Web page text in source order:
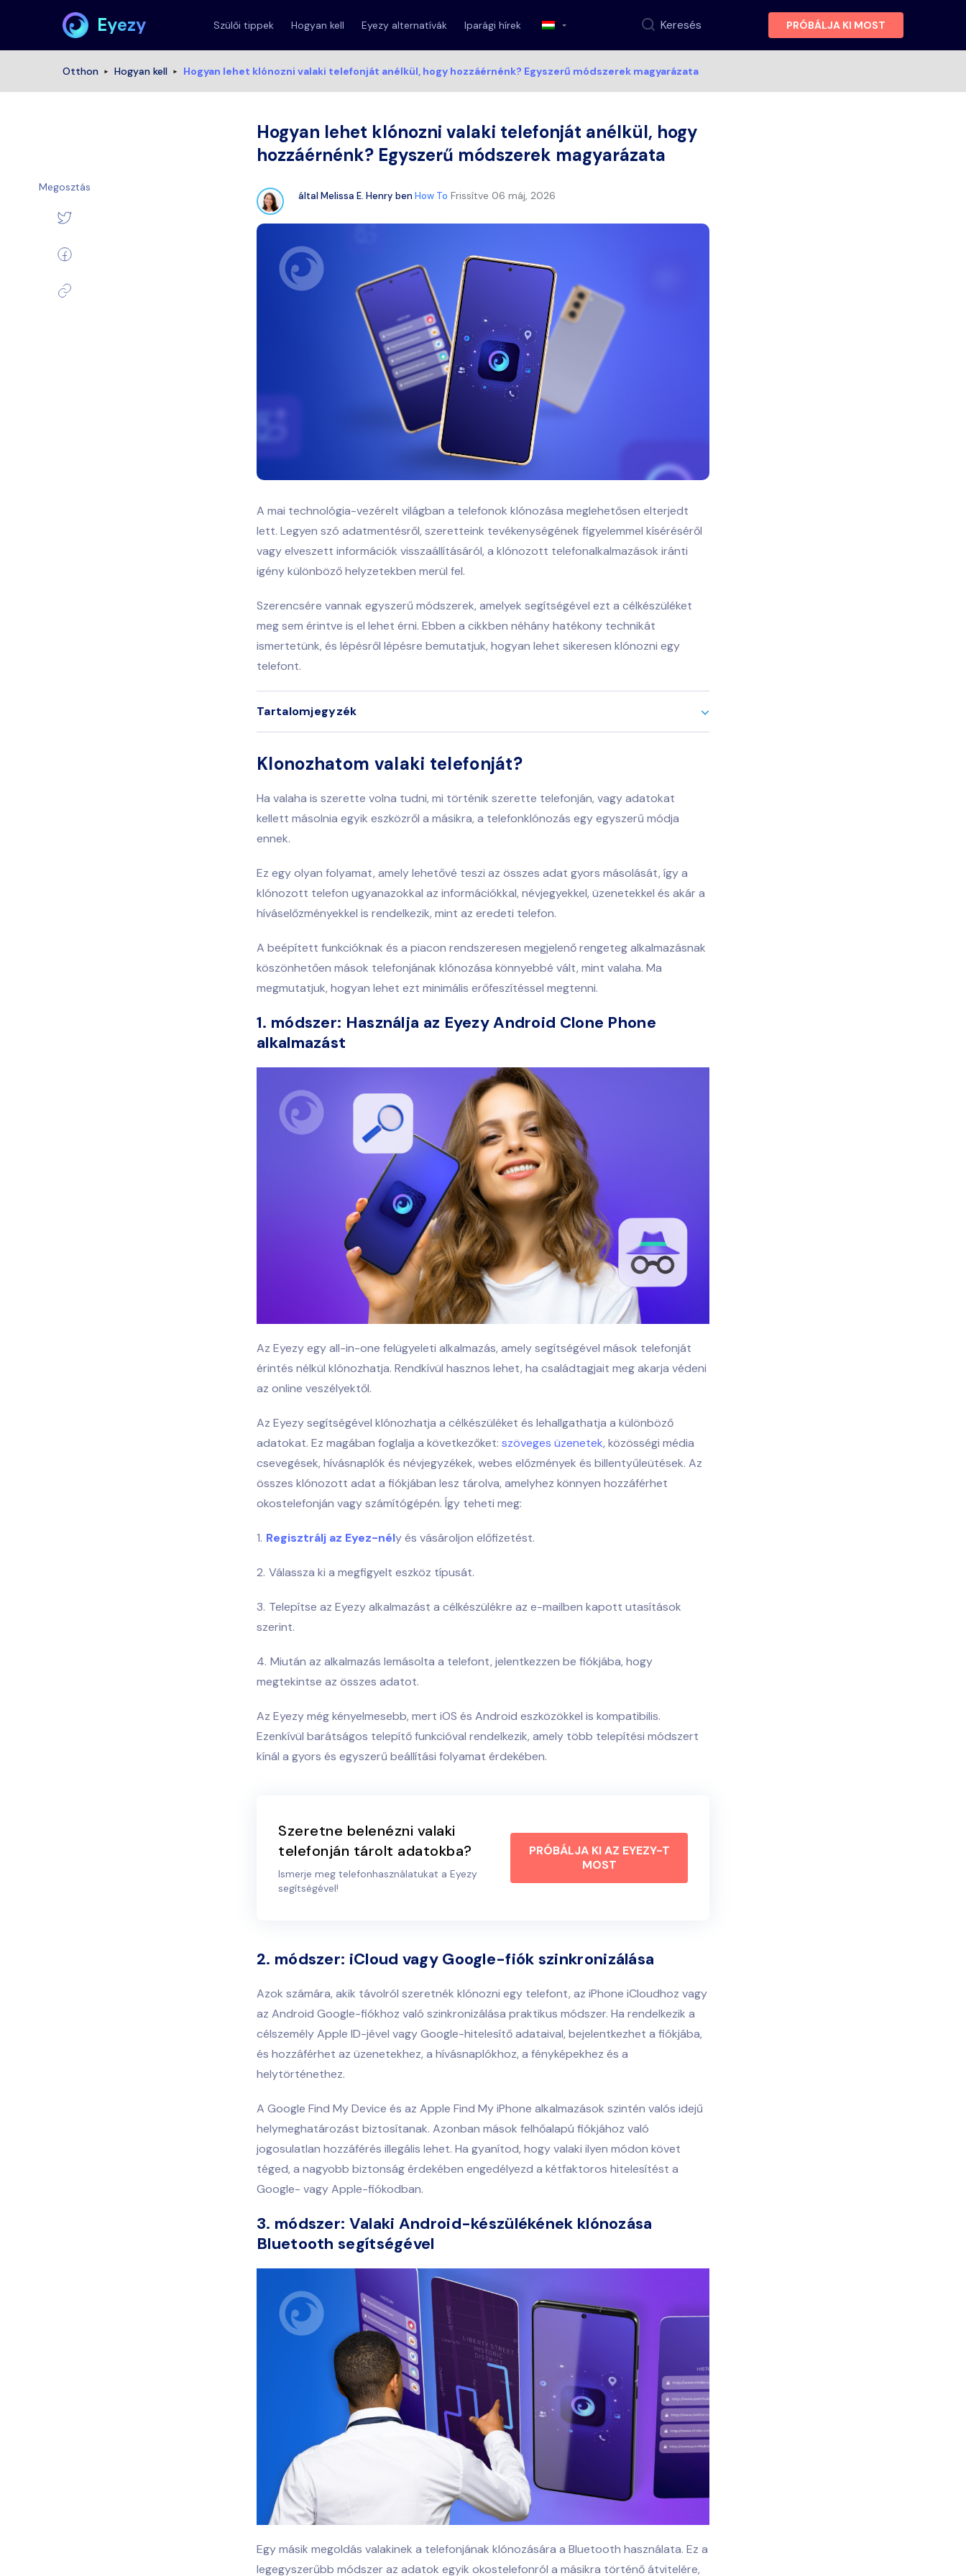
Eyezy Szülői tippek Hogyan kell Eyezy alternatívák Iparági hírek Keresés PRÓBÁLJA KI MOST
Otthon Hogyan kell Hogyan lehet klónozni valaki telefonját anélkül, hogy hozzáérnénk? Egyszerű módszerek magyarázata
Hogyan lehet klónozni valaki telefonját anélkül, hogy
hozzáérnénk? Egyszerű módszerek magyarázata
által Melissa E. Henry ben How To Frissítve 06 máj, 2026
A mai technológia-vezérelt világban a telefonok klónozása meglehetősen elterjedt
lett. Legyen szó adatmentésről, szeretteink tevékenységének figyelemmel kíséréséről
vagy elveszett információk visszaállításáról, a klónozott telefonalkalmazások iránti
igény különböző helyzetekben merül fel.
Szerencsére vannak egyszerű módszerek, amelyek segítségével ezt a célkészüléket
meg sem érintve is el lehet érni. Ebben a cikkben néhány hatékony technikát
ismertetünk, és lépésről lépésre bemutatjuk, hogyan lehet sikeresen klónozni egy
telefont.
Tartalomjegyzék
Klonozhatom valaki telefonját?
Ha valaha is szerette volna tudni, mi történik szerette telefonján, vagy adatokat
kellett másolnia egyik eszközről a másikra, a telefonklónozás egy egyszerű módja
ennek.
Ez egy olyan folyamat, amely lehetővé teszi az összes adat gyors másolását, így a
klónozott telefon ugyanazokkal az információkkal, névjegyekkel, üzenetekkel és akár a
híváselőzményekkel is rendelkezik, mint az eredeti telefon.
A beépített funkcióknak és a piacon rendszeresen megjelenő rengeteg alkalmazásnak
köszönhetően mások telefonjának klónozása könnyebbé vált, mint valaha. Ma
megmutatjuk, hogyan lehet ezt minimális erőfeszítéssel megtenni.
1. módszer: Használja az Eyezy Android Clone Phone
alkalmazást
Az Eyezy egy all-in-one felügyeleti alkalmazás, amely segítségével mások telefonját
érintés nélkül klónozhatja. Rendkívül hasznos lehet, ha családtagjait meg akarja védeni
az online veszélyektől.
Az Eyezy segítségével klónozhatja a célkészüléket és lehallgathatja a különböző
adatokat. Ez magában foglalja a következőket: szöveges üzenetek, közösségi média
csevegések, hívásnaplók és névjegyzékek, webes előzmények és billentyűleütések. Az
összes klónozott adat a fiókjában lesz tárolva, amelyhez könnyen hozzáférhet
okostelefonján vagy számítógépén. Így teheti meg:
Regisztrálj az Eyez-nély és vásároljon előfizetést.
Válassza ki a megfigyelt eszköz típusát.
Telepítse az Eyezy alkalmazást a célkészülékre az e-mailben kapott utasítások
szerint.
Miután az alkalmazás lemásolta a telefont, jelentkezzen be fiókjába, hogy
megtekintse az összes adatot.
Az Eyezy még kényelmesebb, mert iOS és Android eszközökkel is kompatibilis.
Ezenkívül barátságos telepítő funkcióval rendelkezik, amely több telepítési módszert
kínál a gyors és egyszerű beállítási folyamat érdekében.
Szeretne belenézni valaki
telefonján tárolt adatokba?
Ismerje meg telefonhasználatukat a Eyezy
segítségével!
PRÓBÁLJA KI AZ EYEZY-T
MOST
2. módszer: iCloud vagy Google-fiók szinkronizálása
Azok számára, akik távolról szeretnék klónozni egy telefont, az iPhone iCloudhoz vagy
az Android Google-fiókhoz való szinkronizálása praktikus módszer. Ha rendelkezik a
célszemély Apple ID-jével vagy Google-hitelesítő adataival, bejelentkezhet a fiókjába,
és hozzáférhet az üzenetekhez, a hívásnaplókhoz, a fényképekhez és a
helytörténethez.
A Google Find My Device és az Apple Find My iPhone alkalmazások szintén valós idejű
helymeghatározást biztosítanak. Azonban mások felhőalapú fiókjához való
jogosulatlan hozzáférés illegális lehet. Ha gyanítod, hogy valaki ilyen módon követ
téged, a nagyobb biztonság érdekében engedélyezd a kétfaktoros hitelesítést a
Google- vagy Apple-fiókodban.
3. módszer: Valaki Android-készülékének klónozása
Bluetooth segítségével
Egy másik megoldás valakinek a telefonjának klónozására a Bluetooth használata. Ez a
legegyszerűbb módszer az adatok egyik okostelefonról a másikra történő átvitelére,
Megosztás